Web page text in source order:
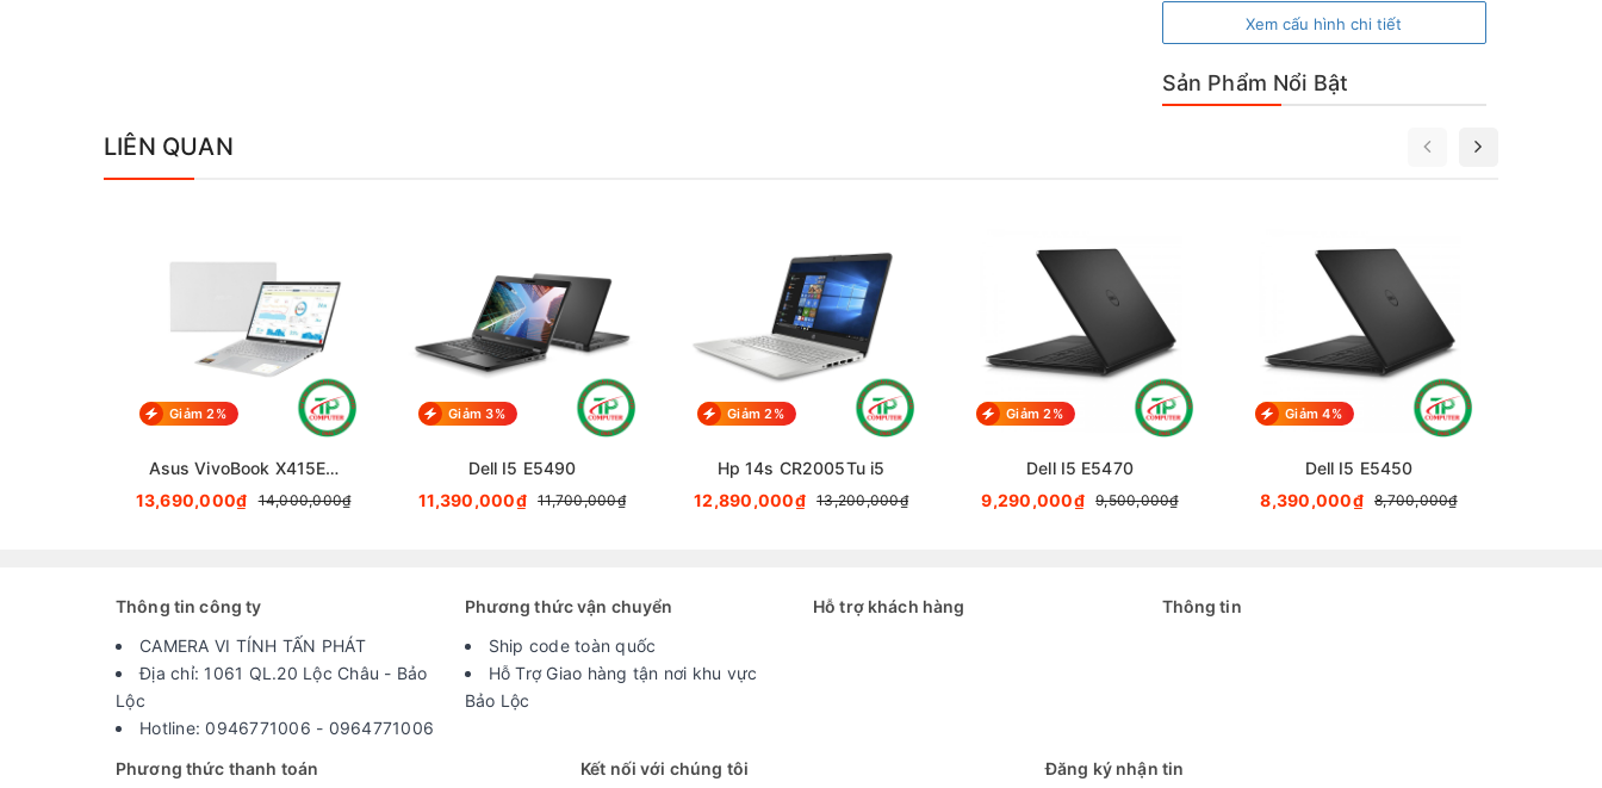
Xem cấu hình chi tiết
Sản Phẩm Nổi Bật
LIÊN QUAN
Giảm 2%
Asus VivoBook X415EA
i5
13,690,000₫ 14,000,000₫
Giảm 3%
Dell I5 E5490
11,390,000₫
11,700,000₫
Giảm 2%
Hp 14s CR2005Tu i5
12,890,000₫
13,200,000₫
Giảm 2%
Dell I5 E5470
9,290,000₫
9,500,000₫
Giảm 4%
Dell I5 E5450
8,390,000₫
8,700,000₫
Thông tin công ty
CAMERA VI TÍNH TẤN PHÁT
Địa chỉ: 1061 QL.20 Lộc Châu - Bảo
Lộc
Hotline: 0946771006 - 0964771006
Phương thức vận chuyển
Ship code toàn quốc
Hỗ Trợ Giao hàng tận nơi khu vực
Bảo Lộc
Hỗ trợ khách hàng Thông tin
Phương thức thanh toán Kết nối với chúng tôi Đăng ký nhận tin